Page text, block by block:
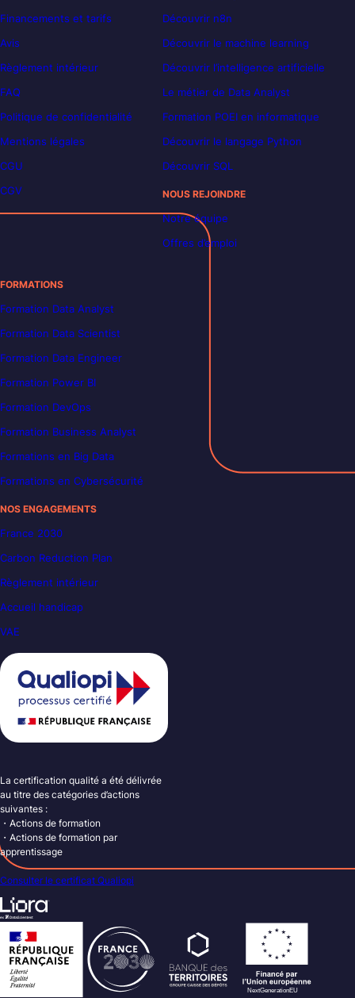
Financements et tarifs
Avis
Règlement intérieur
FAQ
Politique de confidentialité
Mentions légales
CGU
CGV
Découvrir n8n
Découvrir le machine learning
Découvrir l’intelligence artificielle
Le métier de Data Analyst
Formation POEI en informatique
Découvrir le langage Python
Découvrir SQL
NOUS REJOINDRE
Notre équipe
Offres d’emploi
FORMATIONS
Formation Data Analyst
Formation Data Scientist
Formation Data Engineer
Formation Power BI
Formation DevOps
Formation Business Analyst
Formations en Big Data
Formations en Cybersécurité
NOS ENGAGEMENTS
France 2030
Carbon Reduction Plan
Règlement intérieur
Accueil handicap
VAE
La certification qualité a été délivrée
au titre des catégories d’actions
suivantes :
・Actions de formation
・Actions de formation par
apprentissage
Consulter le certificat Qualiopi